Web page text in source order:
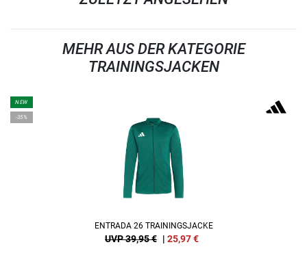
MEHR AUS DER KATEGORIE
TRAININGSJACKEN
NEW
-35%
ENTRADA 26 TRAININGSJACKE
UVP 39,95 € | 25,97€